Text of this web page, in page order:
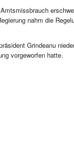
nahm die
Grindeanu
vorgeworfen hatte.